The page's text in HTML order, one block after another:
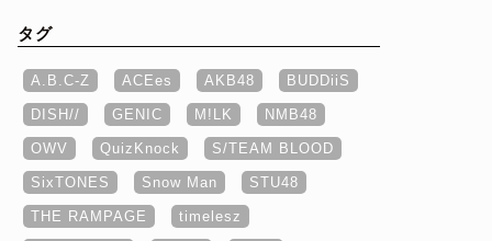
タグ
A.B.C-Z ACEes AKB48 BUDDiiS
DISH// GENIC M!LK NMB48
OWV QuizKnock S/TEAM BLOOD
SixTONES Snow Man STU48
THE RAMPAGE timelesz